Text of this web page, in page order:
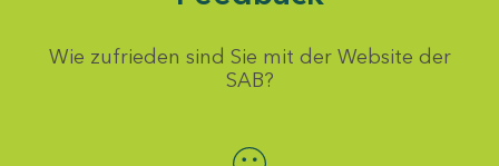
Wie zufrieden sind Sie mit der Website der
SAB?
Bewertung auswählen